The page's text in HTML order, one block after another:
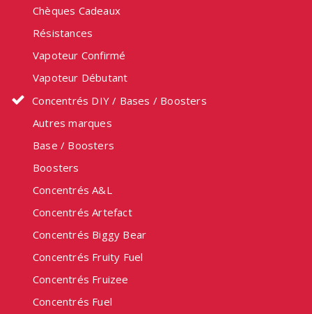
Chèques Cadeaux
Résistances
Vapoteur Confirmé
Vapoteur Débutant
Concentrés DIY / Bases / Boosters
Autres marques
Base / Boosters
Boosters
Concentrés A&L
Concentrés Artefact
Concentrés Biggy Bear
Concentrés Fruity Fuel
Concentrés Fruizee
Concentrés Fuel